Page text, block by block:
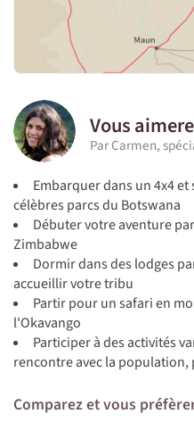
Vous
Par Carmen,
Embarquer dans un 4x4
célèbres parcs du Botswana
Débuter votre aventure
Zimbabwe
Dormir dans des lodges
accueillir votre tribu
Partir pour un safari en
l'Okavango
Participer à des activités
rencontre avec la population,
Comparez et vous